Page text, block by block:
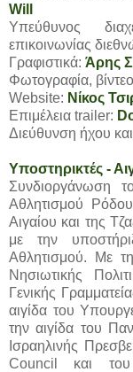
Will
Υπεύθυνος
επικοινωνίας
Γραφιστικά: Άρης
Φωτογραφία,
Website: Νίκος
Επιμέλεια trailer:
Διεύθυνση ήχου
Υποστηρικτές -
Συνδιοργάνωση
Αθλητισμού
Αιγαίου και της
με την
Αθλητισμού. Με
Νησιωτικής
Γενικής
αιγίδα του
την αιγίδα του
Ισραηλινής
Council και του